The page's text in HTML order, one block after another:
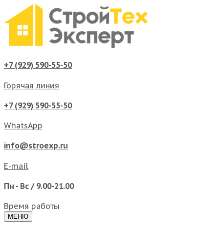
+7 (929) 590-55-50
Горячая линия
+7 (929) 590-55-50
WhatsApp
info@stroexp.ru
E-mail
Пн - Вс / 9.00-21.00
Время работы
МЕНЮ